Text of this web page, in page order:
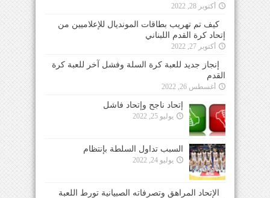
أكتوبر 28, 2022
كيف تم تهريب بطاقات المونديال للإعلاميين من
إتحاد كرة القدم اللبناني
أكتوبر 27, 2022
إنجاز جديد للعبة كرة السلة وفشل آخر للعبة كرة
القدم
أغسطس 26, 2022
إتحاد ناجح وإتحاد فاشل
يوليو 25, 2022
السبب تداول السلطة بإنتظام
يوليو 24, 2022
الإتحاد المراهق وتصرفاته الصبيانية تورط اللعبة